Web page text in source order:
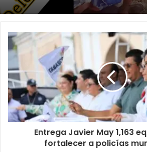
Entrega Javier May 1,163
fortalecer a policías